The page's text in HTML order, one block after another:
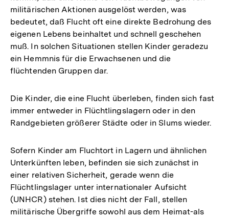
militärischen Aktionen ausgelöst werden, was
bedeutet, daß Flucht oft eine direkte Bedrohung des
eigenen Lebens beinhaltet und schnell geschehen
muß. In solchen Situationen stellen Kinder geradezu
ein Hemmnis für die Erwachsenen und die
flüchtenden Gruppen dar.
Die Kinder, die eine Flucht überleben, finden sich fast
immer entweder in Flüchtlingslagern oder in den
Randgebieten größerer Städte oder in Slums wieder.
Sofern Kinder am Fluchtort in Lagern und ähnlichen
Unterkünften leben, befinden sie sich zunächst in
einer relativen Sicherheit, gerade wenn die
Flüchtlingslager unter internationaler Aufsicht
(UNHCR) stehen. Ist dies nicht der Fall, stellen
militärische Übergriffe sowohl aus dem Heimat-als